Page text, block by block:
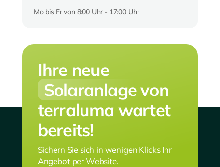
Mo bis Fr von 8:00 Uhr - 17:00 Uhr
Ihre neue
Solaranlagevon
terraluma wartet
bereits!
Sichern Sie sich in wenigen Klicks Ihr
Angebot per Website.